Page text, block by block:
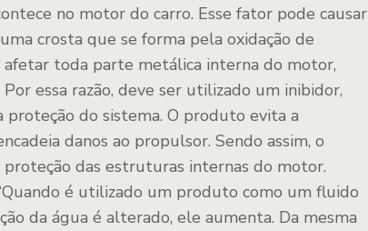
no motor do carro. Esse fator pode causar
crosta que se forma pela oxidação de
afetar toda parte metálica interna do motor,
essa razão, deve ser utilizado um inibidor,
proteção do sistema. O produto evita a
danos ao propulsor. Sendo assim, o
das estruturas internas do motor.
é utilizado um produto como um fluido
da água é alterado, ele aumenta. Da mesma